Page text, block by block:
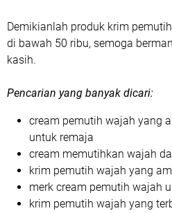
Demikianlah produk krim
di bawah 50 ribu, semoga
kasih.
Pencarian yang banyak dicari:
cream pemutih wajah yang
untuk remaja
cream memutihkan wajah
krim pemutih wajah yang
merk cream pemutih wajah
krim pemutih wajah yang